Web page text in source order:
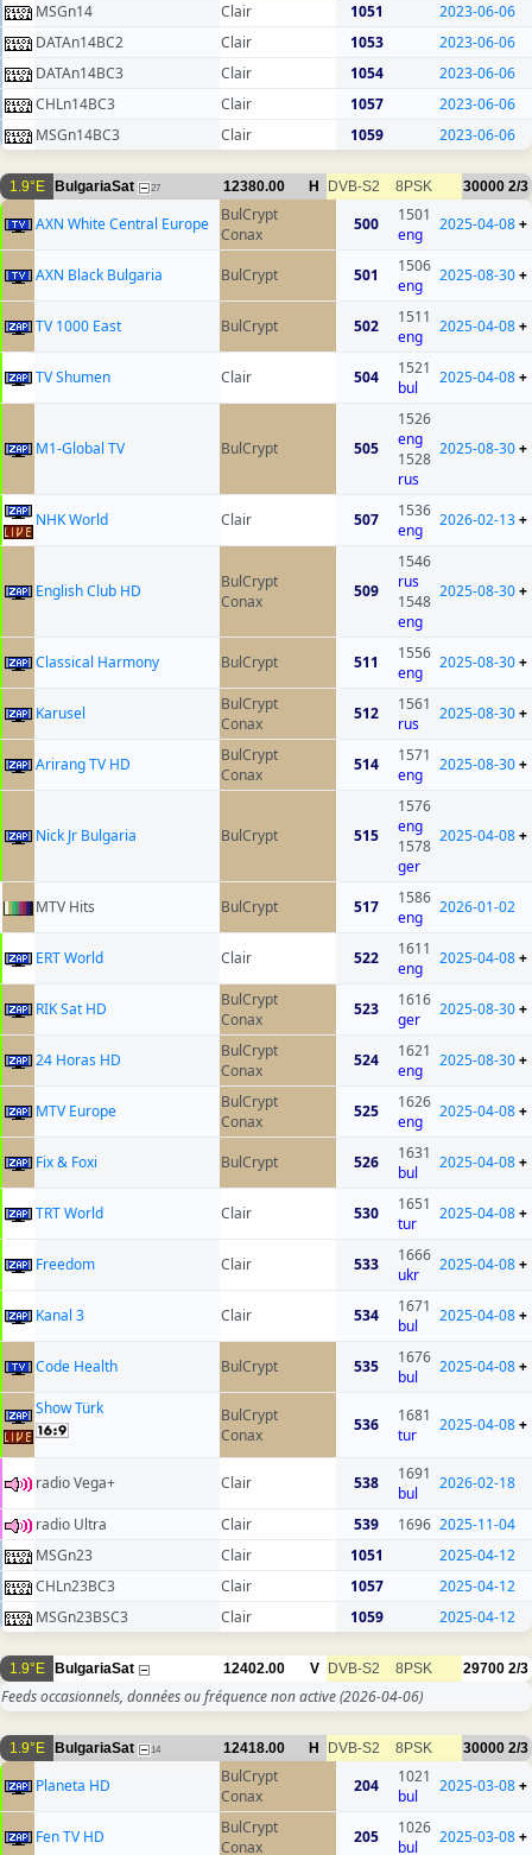
MSGn14 Clair 1051
2023-06-06
DATAn14BC2
Clair 1053
2023-06-06
DATAn14BC3
Clair 1054
2023-06-06
CHLn14BC3
Clair 1057
2023-06-06
MSGn14BC3
Clair 1059 2023-06-06
1.9°E BulgariaSat 27 12380.00 H DVB-S2 8PSK 30000 2/3
AXN White Central Europe
BulCrypt
Conax
500
1501
eng
2025-04-08+
AXN Black Bulgaria BulCrypt 501
1506
eng
2025-08-30+
TV 1000 East BulCrypt 502
1511
eng
2025-04-08+
TV Shumen Clair 504
1521
bul
2025-04-08+
M1-Global TV BulCrypt 505
1526
eng
1528
rus
2025-08-30+
NHK World Clair 507
1536
eng
2026-02-13+
English Club HD
BulCrypt
Conax
509
1546
rus
1548
eng
2025-08-30+
Classical Harmony BulCrypt 511
1556
eng
2025-08-30+
Karusel
BulCrypt
Conax
512
1561
rus
2025-08-30+
Arirang TV HD
BulCrypt
Conax
514
1571
eng
2025-08-30+
Nick Jr Bulgaria BulCrypt 515
1576
eng
1578
ger
2025-04-08+
MTV Hits BulCrypt 517
1586
eng
2026-01-02
ERT World Clair 522
1611
eng
2025-04-08+
RIK Sat HD
BulCrypt
Conax
523
1616
ger
2025-08-30+
24 Horas HD
BulCrypt
Conax
524
1621
eng
2025-08-30+
MTV Europe
BulCrypt
Conax
525
1626
eng
2025-04-08+
Fix & Foxi BulCrypt 526
1631
bul
2025-04-08+
TRT World Clair 530
1651
tur
2025-04-08+
Freedom Clair 533
1666
ukr
2025-04-08+
Kanal 3 Clair 534
1671
bul
2025-04-08+
Code Health BulCrypt 535
1676
bul
2025-04-08+
Show Türk
BulCrypt
Conax
536
1681
tur
2025-04-08+
radio Vega+ Clair 538
1691
bul
2026-02-18
radio Ultra Clair 539 1696 2025-11-04
MSGn23
Clair 1051
2025-04-12
CHLn23BC3
Clair 1057
2025-04-12
MSGn23BSC3
Clair 1059 2025-04-12
1.9°E BulgariaSat 12402.00 V DVB-S2 8PSK 29700 2/3
Feeds occasionnels, données ou fréquence non active(2026-04-06)
1.9°E BulgariaSat 14 12418.00 H DVB-S2 8PSK 30000 2/3
Planeta HD
BulCrypt
Conax
204
1021
bul
2025-03-08+
Fen TV HD
BulCrypt
Conax
205
1026
bul
2025-03-08+